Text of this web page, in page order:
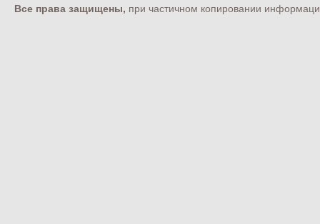
Все права защищены, при частичном копировании